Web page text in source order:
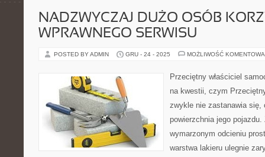
NADZWYCZAJ DUŻO OSÓB
WPRAWNEGO SERWISU
POSTED BY ADMIN GRU - 24 - 2025 MOŻLIWOŚĆ
Przeciętny właściciel
na kwestii, czym
zwykle nie zastanawia się,
powierzchnia jego pojazdu.
wymarzonym odcieniu
warstwa lakieru ulegnie